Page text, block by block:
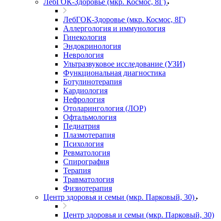
ЛебГОК-Здоровье (мкр. Космос, 8Г)
ЛебГОК-Здоровье (мкр. Космос, 8Г)
Аллергология и иммунология
Гинекология
Эндокринология
Неврология
Ультразвуковое исследование (УЗИ)
Функциональная диагностика
Ботулинотерапия
Кардиология
Нефрология
Отоларингология (ЛОР)
Офтальмология
Педиатрия
Плазмотерапия
Психология
Ревматология
Спирография
Терапия
Травматология
Физиотерапия
Центр здоровья и семьи (мкр. Парковый, 30)
Центр здоровья и семьи (мкр. Парковый, 30)